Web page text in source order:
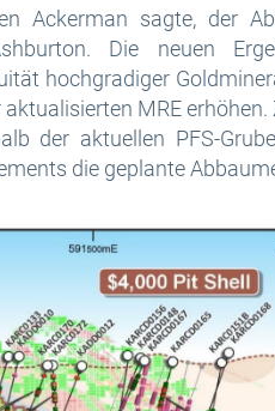
Ackerman sagte, der
Die neuen
hochgradiger
MRE
der aktuellen PFS-
die geplante